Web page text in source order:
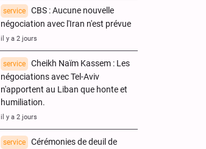
service
CBS : Aucune nouvelle
négociation avec l'Iran n'est prévue
il y a 2 jours
service
Cheikh Naïm Kassem : Les
négociations avec Tel-Aviv
n'apportent au Liban que honte et
humiliation.
il y a 2 jours
service
Cérémonies de deuil de